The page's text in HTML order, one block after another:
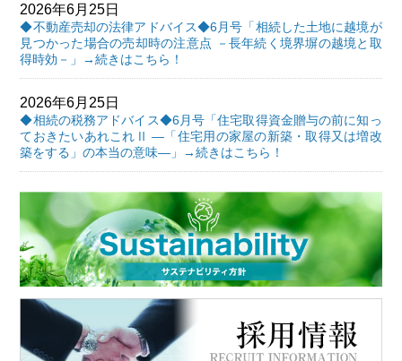
2026年6月25日
◆不動産売却の法律アドバイス◆6月号「相続した土地に越境が
見つかった場合の売却時の注意点 －長年続く境界塀の越境と取
得時効－」→続きはこちら！
2026年6月25日
◆相続の税務アドバイス◆6月号「住宅取得資金贈与の前に知っ
ておきたいあれこれⅡ ―「住宅用の家屋の新築・取得又は増改
築をする」の本当の意味―」→続きはこちら！